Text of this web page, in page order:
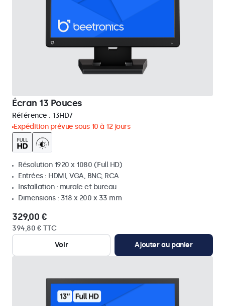
Écran 13 Pouces
Référence : 13HD7
Expédition prévue sous 10 à 12 jours
Résolution 1920 x 1080 (Full HD)
Entrées : HDMI, VGA, BNC, RCA
Installation : murale et bureau
Dimensions : 318 x 200 x 33 mm
329,00 €
394,80 € TTC
Voir
Ajouter au panier